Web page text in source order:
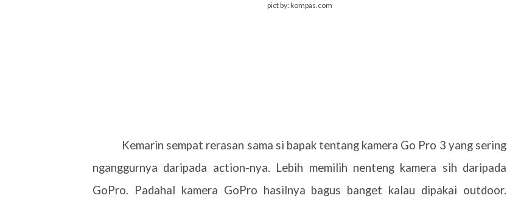
pict by: kompas.com
Kemarin sempat rerasan sama si bapak tentang kamera Go Pro 3 yang sering
nganggurnya daripada action-nya. Lebih memilih nenteng kamera sih daripada
GoPro. Padahal kamera GoPro hasilnya bagus banget kalau dipakai outdoor.